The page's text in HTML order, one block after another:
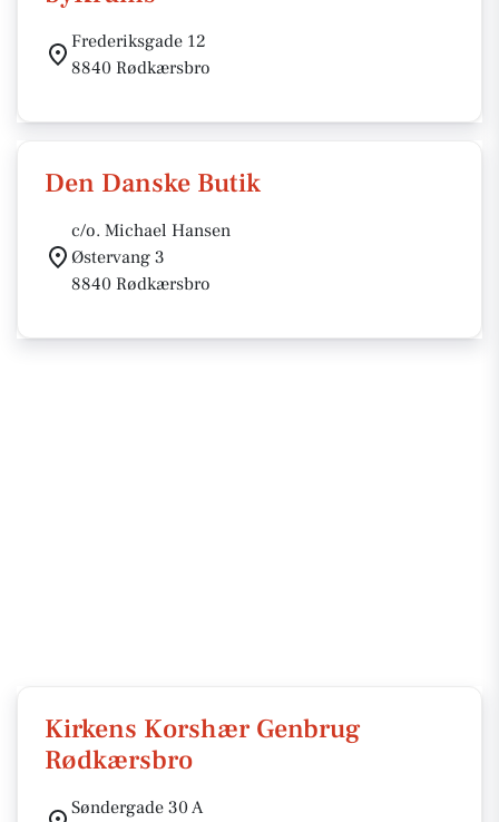
Frederiksgade 12
8840 Rødkærsbro
Den Danske Butik
c/o. Michael Hansen
Østervang 3
8840 Rødkærsbro
Kirkens Korshær Genbrug
Rødkærsbro
Søndergade 30 A